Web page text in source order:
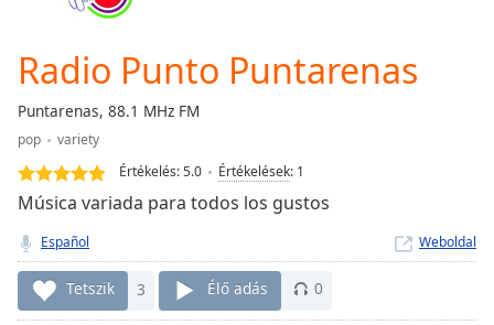
0:00
Loaded
0.00%
Stream
TypeLIVE
live,
currently
behind
LIVE
Remaining
Radio Punto Puntarenas
Puntarenas, 88.1 MHz FM
pop
variety
Értékelés:5.0 Értékelések: 1
Música variada para todos los gustos
Español Weboldal
Tetszik 3 Élő adás 0